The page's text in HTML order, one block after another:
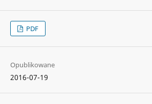
PDF
Opublikowane
2016-07-19